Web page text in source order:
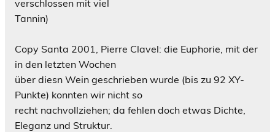
verschlossen mit viel
Tannin)
Copy Santa 2001, Pierre Clavel: die Euphorie, mit der
in den letzten Wochen
über diesn Wein geschrieben wurde (bis zu 92 XY-
Punkte) konnten wir nicht so
recht nachvollziehen; da fehlen doch etwas Dichte,
Eleganz und Struktur.